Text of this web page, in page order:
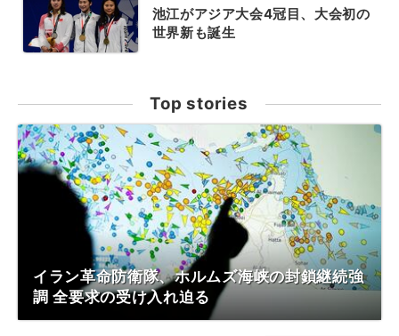
池江がアジア大会4冠目、大会初の
世界新も誕生
Top stories
イラン革命防衛隊、ホルムズ海峡の封鎖継続強
調 全要求の受け入れ迫る